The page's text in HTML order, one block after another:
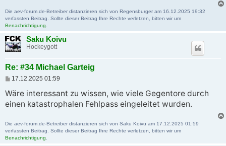
Die aev-forum.de-Betreiber distanzieren sich von Regensburger am 16.12.2025 19:32
verfassten Beitrag. Sollte dieser Beitrag Ihre Rechte verletzen, bitten wir um
Benachrichtigung
Saku Koivu
Hockeygott
Re: #34 Michael Garteig
B
i
t
r
17.12.2025 01:59
Wäre interessant zu wissen, wie viele Gegentore durch
einen katastrophalen Fehlpass eingeleitet wurden.
Die aev-forum.de-Betreiber distanzieren sich von Saku Koivu am 17.12.2025 01:59
verfassten Beitrag. Sollte dieser Beitrag Ihre Rechte verletzen, bitten wir um
Benachrichtigung